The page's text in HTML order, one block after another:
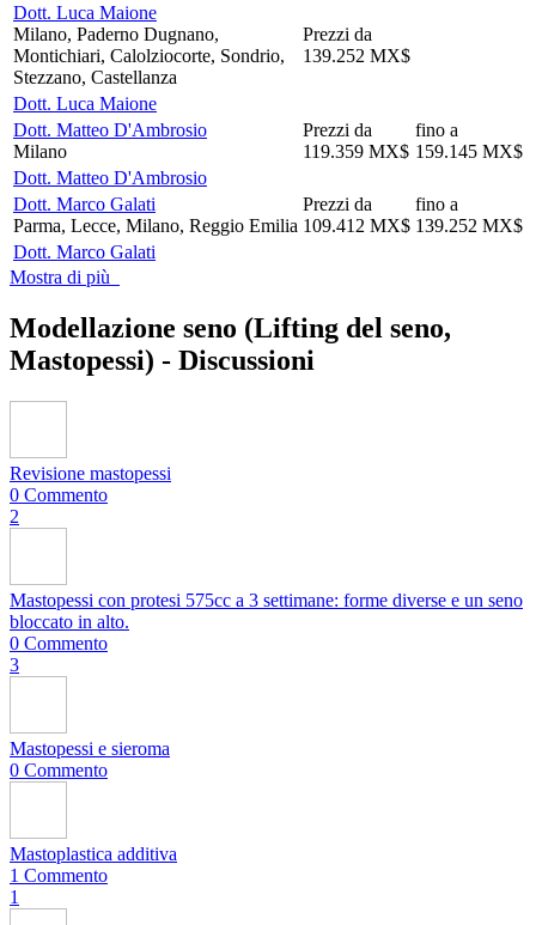
Dott. Luca Maione
Milano, Paderno Dugnano,
Montichiari, Calolziocorte, Sondrio,
Stezzano, Castellanza
Prezzi da
139.252 MX$
Dott. Luca Maione
Dott. Matteo D'Ambrosio
Milano
Prezzi da
119.359 MX$
fino a
159.145 MX$
Dott. Matteo D'Ambrosio
Dott. Marco Galati
Parma, Lecce, Milano, Reggio Emilia
Prezzi da
109.412 MX$
fino a
139.252 MX$
Dott. Marco Galati
Mostra di più
Modellazione seno (Lifting del seno,
Mastopessi) - Discussioni
Revisione mastopessi
0 Commento
2
Mastopessi con protesi 575cc a 3 settimane: forme diverse e un seno
bloccato in alto.
0 Commento
3
Mastopessi e sieroma
0 Commento
Mastoplastica additiva
1 Commento
1